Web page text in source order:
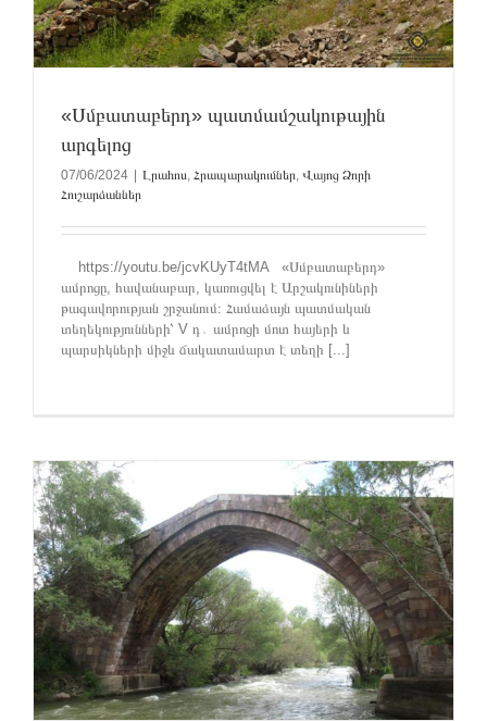
«Սմբատաբերդ» պատմամշակութային
արգելոց
07/06/2024 | Լրահոս Հրապարակումներ Վայոց Ձորի
Հուշարձաններ
https://youtu.be/jcvKUyT4tMA «Սմբատաբերդ»
ամրոցը, հավանաբար, կառուցվել է Արշակունիների
թագավորության շրջանում։ Համաձայն պատմական
տեղեկությունների՝ V դ․ ամրոցի մոտ հայերի և
պարսիկների միջև ճակատամարտ է տեղի [...]